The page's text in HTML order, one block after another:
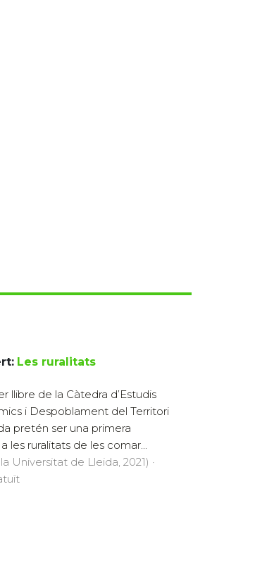
Les ruralitats
llibre de la Càtedra d’Estudis
i Despoblament del Territori
pretén ser una primera
les ruralitats de les comar...
Universitat de Lleida, 2021) ·